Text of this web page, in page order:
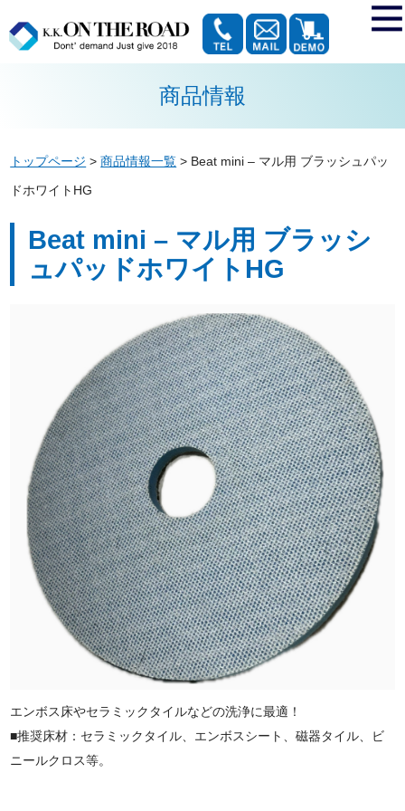
商品情報
トップページ >商品情報一覧 > Beat mini – マル用 ブラッシュパッ
ドホワイトHG
Beat mini – マル用 ブラッシ
ュパッドホワイトHG
エンボス床やセラミックタイルなどの洗浄に最適！
■推奨床材：セラミックタイル、エンボスシート、磁器タイル、ビ
ニールクロス等。